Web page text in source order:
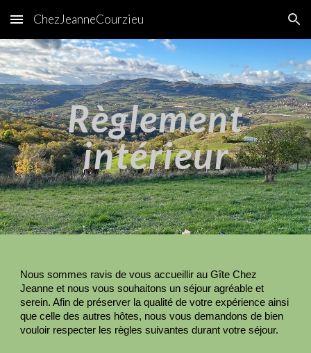
Skip to main content Skip to navigation
ChezJeanneCourzieu
Règlement
intérieur
Nous sommes ravis de vous accueillir au Gîte Chez
Jeanne et nous vous souhaitons un séjour agréable et
serein. Afin de préserver la qualité de votre expérience ainsi
que celle des autres hôtes, nous vous demandons de bien
vouloir respecter les règles suivantes durant votre séjour.